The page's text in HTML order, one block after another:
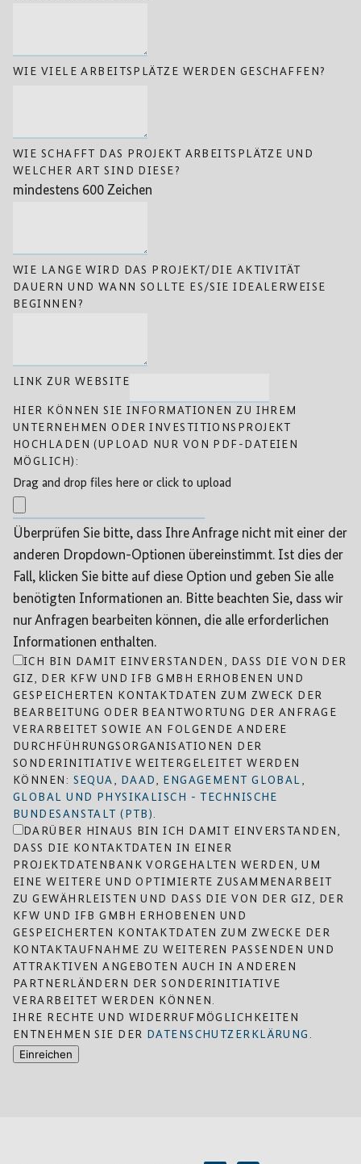
WIE VIELE ARBEITSPLÄTZE WERDEN GESCHAFFEN?
WIE SCHAFFT DAS PROJEKT ARBEITSPLÄTZE UND
WELCHER ART SIND DIESE?
mindestens 600 Zeichen
WIE LANGE WIRD DAS PROJEKT/DIE AKTIVITÄT
DAUERN UND WANN SOLLTE ES/SIE IDEALERWEISE
BEGINNEN?
LINK ZUR WEBSITE
HIER KÖNNEN SIE INFORMATIONEN ZU IHREM
UNTERNEHMEN ODER INVESTITIONSPROJEKT
HOCHLADEN (UPLOAD NUR VON PDF-DATEIEN
MÖGLICH):
Drag and drop files here or click to upload
Überprüfen Sie bitte, dass Ihre Anfrage nicht mit einer der
anderen Dropdown-Optionen übereinstimmt. Ist dies der
Fall, klicken Sie bitte auf diese Option und geben Sie alle
benötigten Informationen an. Bitte beachten Sie, dass wir
nur Anfragen bearbeiten können, die alle erforderlichen
Informationen enthalten.
ICH BIN DAMIT EINVERSTANDEN, DASS DIE VON DER
GIZ, DER KFW UND IFB GMBH ERHOBENEN UND
GESPEICHERTEN KONTAKTDATEN ZUM ZWECK DER
BEARBEITUNG ODER BEANTWORTUNG DER ANFRAGE
VERARBEITET SOWIE AN FOLGENDE ANDERE
DURCHFÜHRUNGSORGANISATIONEN DER
SONDERINITIATIVE WEITERGELEITET WERDEN
KÖNNEN: SEQUA , DAAD , ENGAGEMENT GLOBAL ,
GLOBAL UND PHYSIKALISCH - TECHNISCHE
BUNDESANSTALT (PTB) .
DARÜBER HINAUS BIN ICH DAMIT EINVERSTANDEN,
DASS DIE KONTAKTDATEN IN EINER
PROJEKTDATENBANK VORGEHALTEN WERDEN, UM
EINE WEITERE UND OPTIMIERTE ZUSAMMENARBEIT
ZU GEWÄHRLEISTEN UND DASS DIE VON DER GIZ, DER
KFW UND IFB GMBH ERHOBENEN UND
GESPEICHERTEN KONTAKTDATEN ZUM ZWECKE DER
KONTAKTAUFNAHME ZU WEITEREN PASSENDEN UND
ATTRAKTIVEN ANGEBOTEN AUCH IN ANDEREN
PARTNERLÄNDERN DER SONDERINITIATIVE
VERARBEITET WERDEN KÖNNEN.
IHRE RECHTE UND WIDERRUFMÖGLICHKEITEN
ENTNEHMEN SIE DER
DATENSCHUTZERKLÄRUNG .
Einreichen